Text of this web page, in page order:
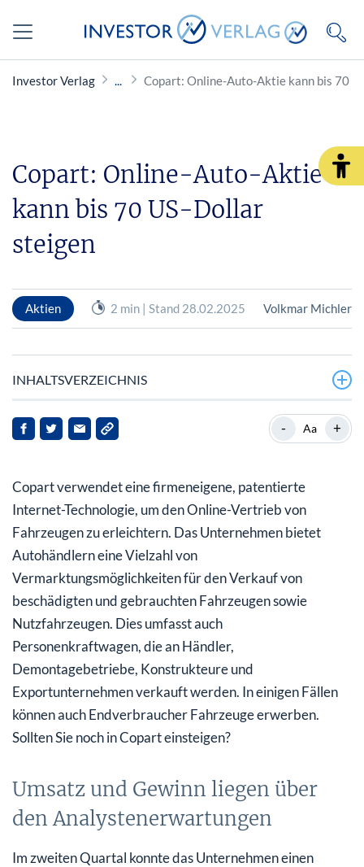
Investor Verlag Copart: Online-Auto-Aktie kann bis 70
Copart: Online-Auto-Aktie
kann bis 70 US-Dollar
steigen
Aktien 2 min | Stand 28.02.2025 Volkmar Michler
INHALTSVERZEICHNIS
Umsatz und Gewinn liegen über den
Analystenerwartungen
Aktie weiter im langfristigen Aufwärtstrend
Kurspotenzial bis 70 US$
- Aa +
Copart verwendet eine firmeneigene, patentierte
Internet-Technologie, um den Online-Vertrieb von
Fahrzeugen zu erleichtern. Das Unternehmen bietet
Autohändlern eine Vielzahl von
Vermarktungsmöglichkeiten für den Verkauf von
beschädigten und gebrauchten Fahrzeugen sowie
Nutzfahrzeugen. Dies umfasst auch
Personenkraftwagen, die an Händler,
Demontagebetriebe, Konstrukteure und
Exportunternehmen verkauft werden. In einigen Fällen
können auch Endverbraucher Fahrzeuge erwerben.
Sollten Sie noch in Copart einsteigen?
Umsatz und Gewinn liegen über
den Analystenerwartungen
Im zweiten Quartal konnte das Unternehmen einen